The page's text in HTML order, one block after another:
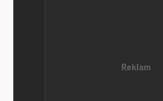
Kanal 7 Medya Grubu’na bağlı